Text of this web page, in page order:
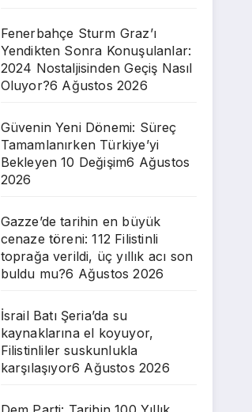
Fenerbahçe Sturm Graz’ı
Yendikten Sonra Konuşulanlar:
2024 Nostaljisinden Geçiş Nasıl
Oluyor?6 Ağustos 2026
Güvenin Yeni Dönemi: Süreç
Tamamlanırken Türkiye’yi
Bekleyen 10 Değişim6 Ağustos
2026
Gazze’de tarihin en büyük
cenaze töreni: 112 Filistinli
toprağa verildi, üç yıllık acı son
buldu mu?6 Ağustos 2026
İsrail Batı Şeria’da su
kaynaklarına el koyuyor,
Filistinliler suskunlukla
karşılaşıyor6 Ağustos 2026